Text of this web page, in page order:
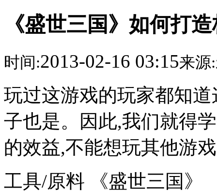
《盛世三国》如何打
时间:2013-02-16 03:15来源:
玩过这游戏的玩家都知
子也是。因此,我们就得
的效益,不能想玩其他游
工具/原料 《盛世三国》